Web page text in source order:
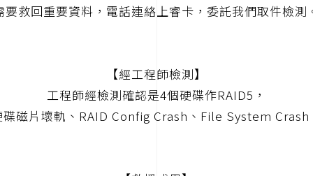
要救回重要資料，電話連絡上睿卡，委託我們取件檢測
【經工程師檢測】
工程師經檢測確認是4個硬碟作RAID5，
碟磁片壞軌、RAID Config Crash、File System Crash